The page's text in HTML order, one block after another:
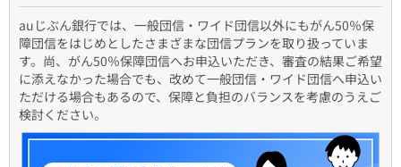
auじぶん銀行では、一般団信・ワイド団信以外にもがん50％保
障団信をはじめとしたさまざまな団信プランを取り扱っていま
す。尚、がん50％保障団信へお申込いただき、審査の結果ご希望
に添えなかった場合でも、改めて一般団信・ワイド団信へ申込い
ただける場合もあるので、保障と負担のバランスを考慮のうえご
検討ください。